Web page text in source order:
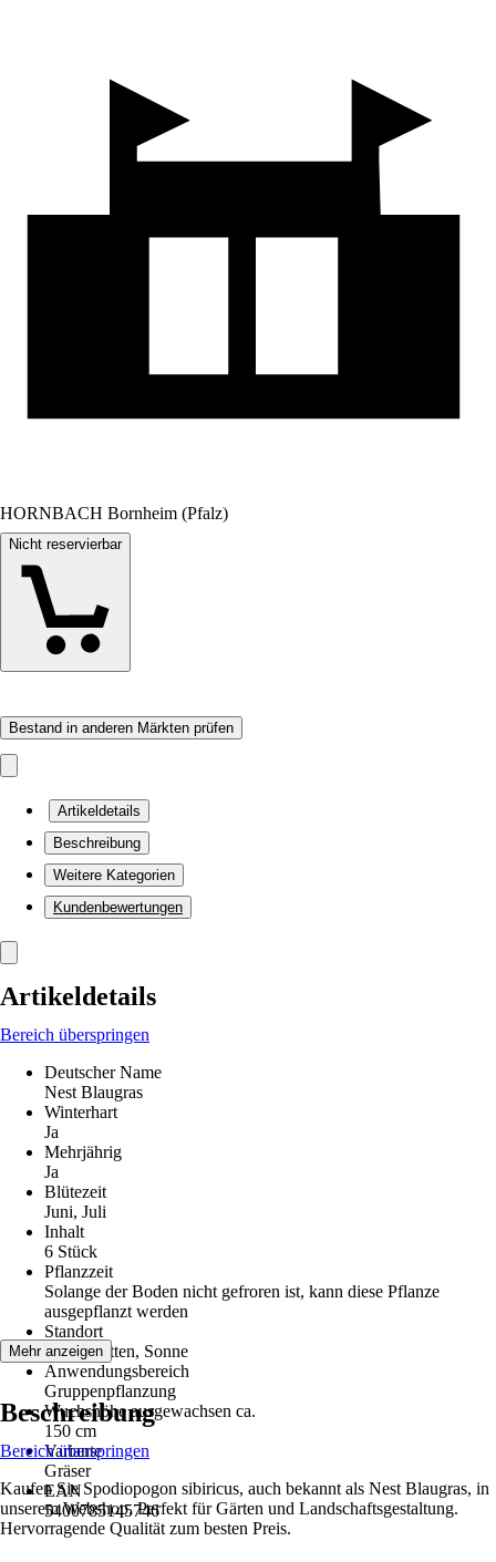
HORNBACH Bornheim (Pfalz)
Nicht reservierbar
Bestand in anderen Märkten prüfen
Artikeldetails
Beschreibung
Weitere Kategorien
Kundenbewertungen
Artikeldetails
Bereich überspringen
Deutscher Name
Nest Blaugras
Winterhart
Ja
Mehrjährig
Ja
Blütezeit
Juni, Juli
Inhalt
6 Stück
Pflanzzeit
Solange der Boden nicht gefroren ist, kann diese Pflanze
ausgepflanzt werden
Standort
Halbschatten, Sonne
Anwendungsbereich
Gruppenpflanzung
Wuchshöhe ausgewachsen ca.
150 cm
Variante
Gräser
EAN
5400785145746
Mehr anzeigen
Beschreibung
Bereich überspringen
Kaufen Sie Spodiopogon sibiricus, auch bekannt als Nest Blaugras, in
unserem Webshop. Perfekt für Gärten und Landschaftsgestaltung.
Hervorragende Qualität zum besten Preis.